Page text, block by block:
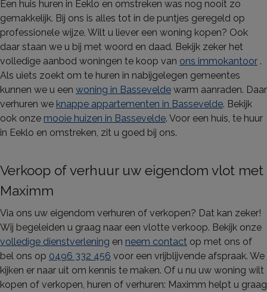
Een huis huren in Eeklo en omstreken was nog nooit zo
gemakkelijk. Bij ons is alles tot in de puntjes geregeld op
professionele wijze. Wilt u liever een woning kopen? Ook
daar staan we u bij met woord en daad. Bekijk zeker het
volledige aanbod woningen te koop van ons immokantoor .
Als uiets zoekt om te huren in nabijgelegen gemeentes
kunnen we u een woning in Bassevelde warm aanraden. Daar
verhuren we knappe appartementen in Bassevelde. Bekijk
ook onze mooie huizen in Bassevelde. Voor een huis, te huur
in Eeklo en omstreken, zit u goed bij ons.
Verkoop of verhuur uw eigendom vlot met
Maximm
Via ons uw eigendom verhuren of verkopen? Dat kan zeker!
Wij begeleiden u graag naar een vlotte verkoop. Bekijk onze
volledige dienstverlening en neem contact op met ons of
bel ons op 0496 332 456 voor een vrijblijvende afspraak. We
kijken er naar uit om kennis te maken. Of u nu uw woning wilt
kopen of verkopen, huren of verhuren: Maximm helpt u graag